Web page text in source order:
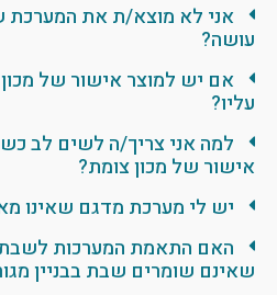
אני לא מוצא/ת את המערכת
עושה?
אם יש למוצר אישור של
עליו?
למה אני צריך/ה לשים לב
אישור של מכון צומת?
יש לי מערכת מדגם שאינו
האם התאמת המערכות לשבת
שאינם שומרים שבת בבניין